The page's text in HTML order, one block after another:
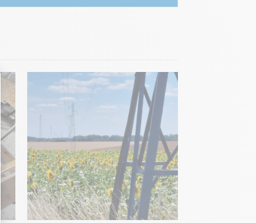
Personnalisez vos Options
comme l’affluence, les produits les plus consultés, ou encore